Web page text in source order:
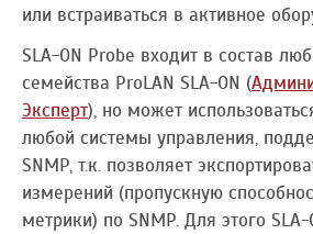
или встраиваться в активное
SLA-ON Probe входит в состав
семейства ProLAN SLA-ON (
Эксперт), но может
любой системы управления,
SNMP, т.к. позволяет
измерений (пропускную
метрики) по SNMP. Для этого SLA-